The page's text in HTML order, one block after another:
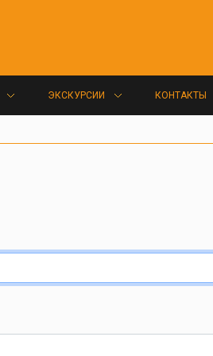
ЭКСКУРСИИ КОНТАКТЫ